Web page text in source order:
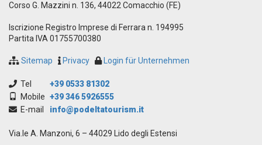
Corso G. Mazzini n. 136, 44022 Comacchio (FE)
Iscrizione Registro Imprese di Ferrara n. 194995
Partita IVA 01755700380
Sitemap Privacy Login für Unternehmen
Tel
+39 0533 81302
Mobile +39 346 5926555
E-mail
info@podeltatourism.it
Via.le A. Manzoni, 6 – 44029 Lido degli Estensi